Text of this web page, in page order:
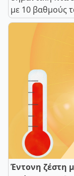
με 10 βαθμούς
Έντονη ζέστη